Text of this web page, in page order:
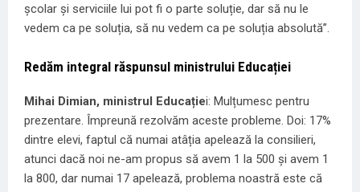
școlar și serviciile lui pot fi o parte soluție, dar să nu le
vedem ca pe soluția, să nu vedem ca pe soluția absolută”.
Redăm integral răspunsul ministrului Educației
Mihai Dimian, ministrul Educației: Mulțumesc pentru
prezentare. Împreună rezolvăm aceste probleme. Doi: 17%
dintre elevi, faptul că numai atâția apelează la consilieri,
atunci dacă noi ne-am propus să avem 1 la 500 și avem 1
la 800, dar numai 17 apelează, problema noastră este că